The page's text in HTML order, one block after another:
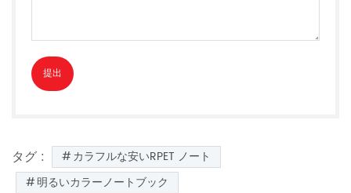
タグ :
カラフルな安いRPET ノート
明るいカラーノートブック